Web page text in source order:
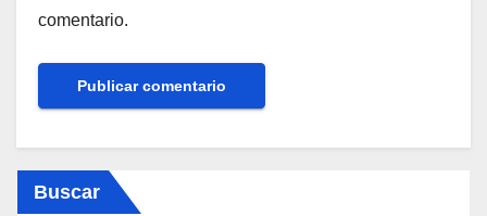
comentario.
Buscar